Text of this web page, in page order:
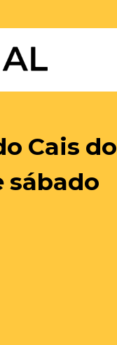
Cais do
sábado